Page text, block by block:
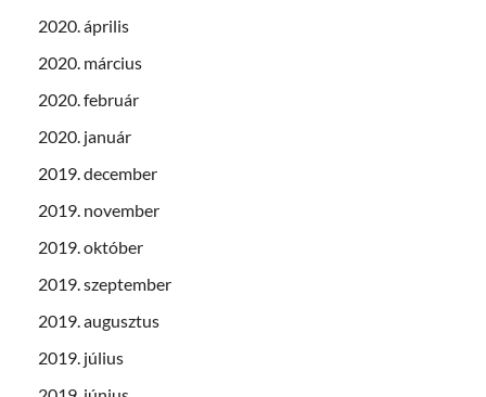
2020. április
2020. március
2020. február
2020. január
2019. december
2019. november
2019. október
2019. szeptember
2019. augusztus
2019. július